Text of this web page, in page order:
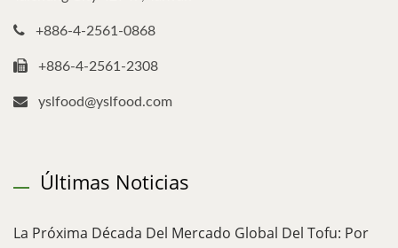
+886-4-2561-0868
+886-4-2561-2308
yslfood@yslfood.com
Últimas Noticias
La Próxima Década Del Mercado Global Del Tofu: Por